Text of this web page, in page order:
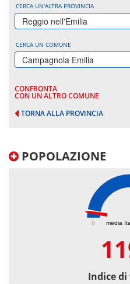
CERCA UN'ALTRA PROVINCIA
Reggio nell'Emilia
CERCA UN COMUNE
Campagnola Emilia
CONFRONTA
CON UN ALTRO COMUNE
TORNA ALLA PROVINCIA
POPOLAZIONE
media
0
Indice di